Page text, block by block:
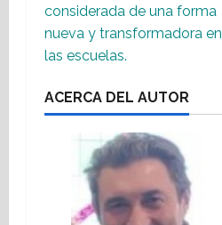
considerada de una forma
nueva y transformadora en
las escuelas.
ACERCA DEL AUTOR